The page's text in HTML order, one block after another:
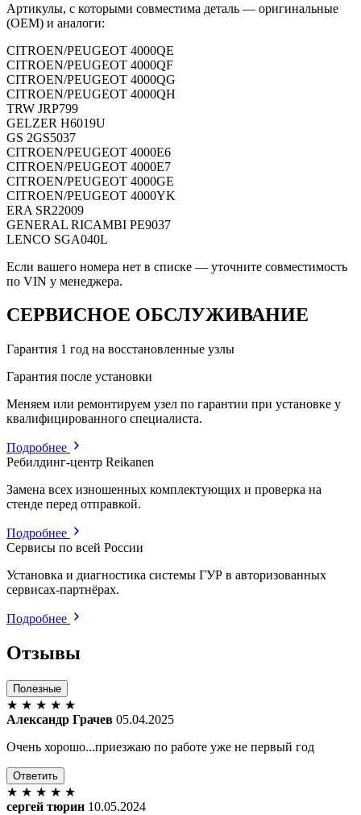
Артикулы, с которыми совместима деталь — оригинальные
(OEM) и аналоги:
CITROEN/PEUGEOT 4000QE
CITROEN/PEUGEOT 4000QF
CITROEN/PEUGEOT 4000QG
CITROEN/PEUGEOT 4000QH
TRW JRP799
GELZER H6019U
GS 2GS5037
CITROEN/PEUGEOT 4000E6
CITROEN/PEUGEOT 4000E7
CITROEN/PEUGEOT 4000GE
CITROEN/PEUGEOT 4000YK
ERA SR22009
GENERAL RICAMBI PE9037
LENCO SGA040L
Если вашего номера нет в списке — уточните совместимость
по VIN у менеджера.
СЕРВИСНОЕ ОБСЛУЖИВАНИЕ
Гарантия 1 год на восстановленные узлы
Гарантия после установки
Меняем или ремонтируем узел по гарантии при установке у
квалифицированного специалиста.
Подробнее
Ребилдинг-центр Reikanen
Замена всех изношенных комплектующих и проверка на
стенде перед отправкой.
Подробнее
Сервисы по всей России
Установка и диагностика системы ГУР в авторизованных
сервисах-партнёрах.
Подробнее
Отзывы
Полезные
★ ★ ★ ★ ★
Александр Грачев 05.04.2025
Очень хорошо...приезжаю по работе уже не первый год
Ответить
★ ★ ★ ★ ★
сергей тюрин 10.05.2024